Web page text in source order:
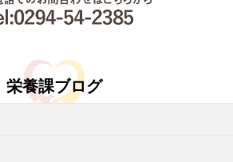
栄養課ブログ